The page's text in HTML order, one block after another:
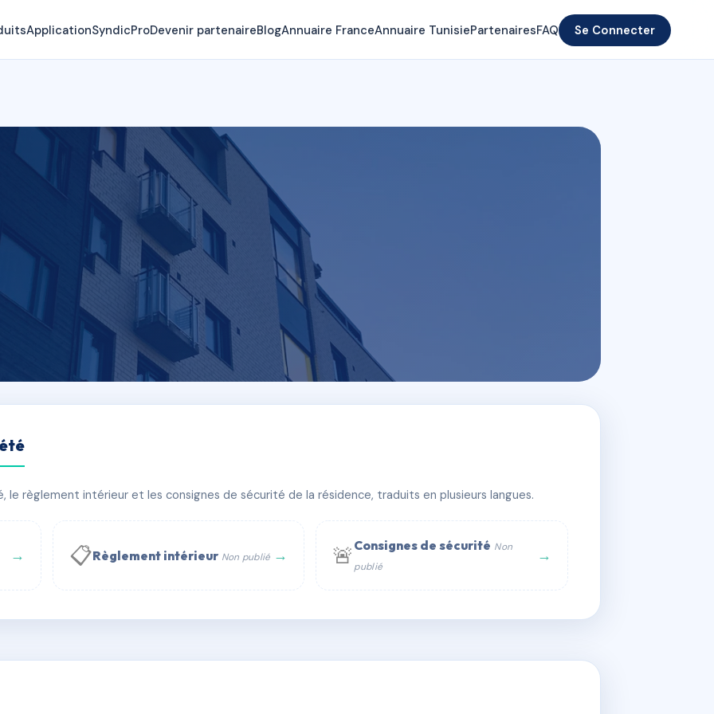
ApplicationSyndicProDevenir partenaireBlogAnnuaire FranceAnnuaire TunisiePartenairesFAQ Se Connecter
RANDON
WhatsApp
règlement intérieur et les consignes de sécurité de la résidence, traduits en plusieurs langues.
→ 📋Règlement intérieur Non publié → 🚨 Consignes de sécurité Non
publié
→
AD6013775 🇫🇷